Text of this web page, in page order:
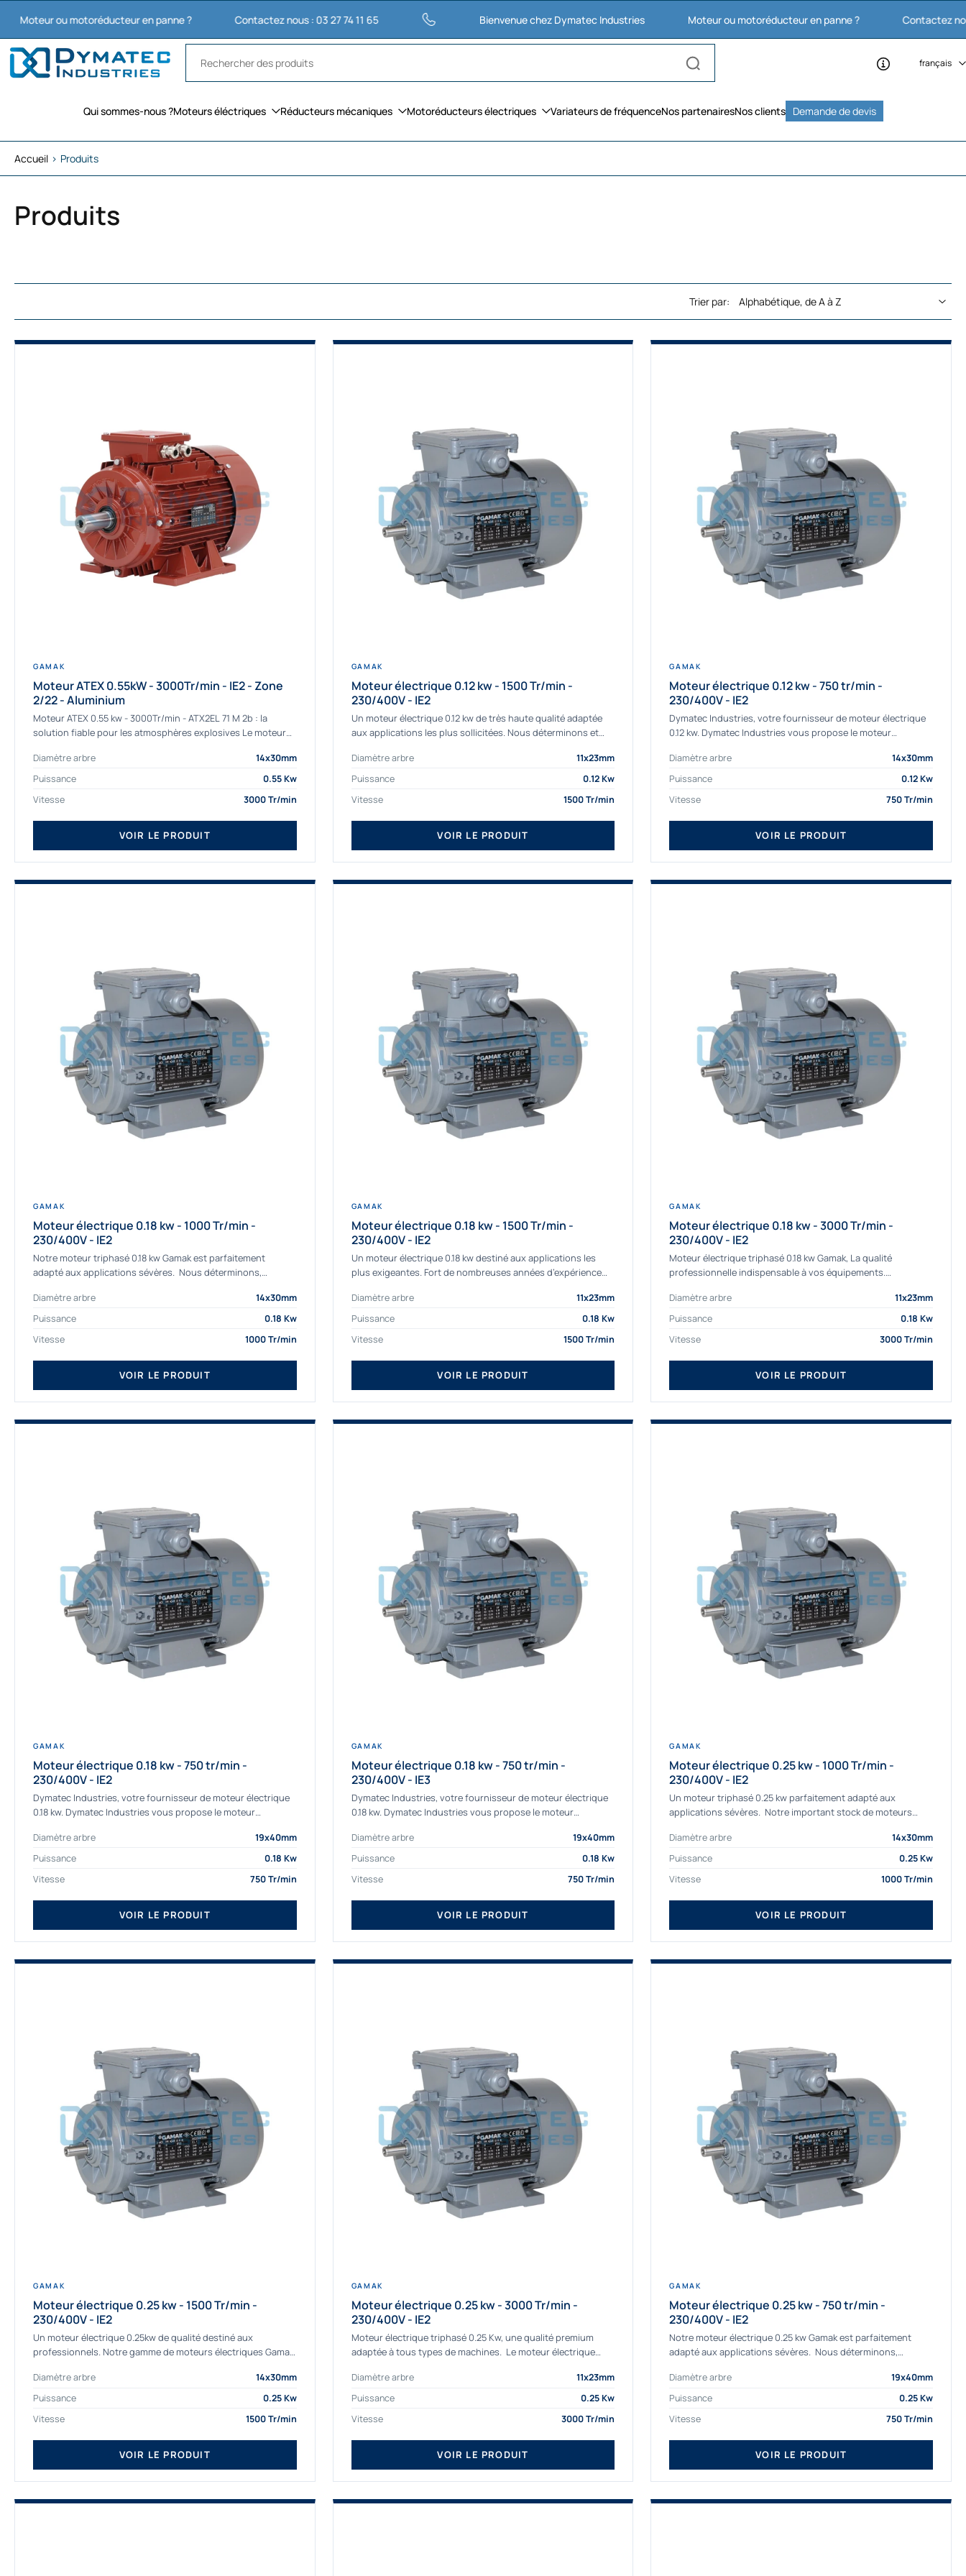
Aller
contenu
ou motoréducteur en panne ? Contactez nous : 03 27 74 11 65 Bienvenue chez Dymatec Industries Moteur ou motoréducteur en panne ? Contactez nous : 03 27
français
Qui sommes-nous ?Moteurs éléctriques Réducteurs mécaniques Motoréducteurs électriques Variateurs de fréquenceNos partenairesNos clients Demande de devis
Accueil › Produits
Produits
Trier par:
GAMAK
Moteur ATEX 0.55kW - 3000Tr/min - IE2 - Zone
2/22 - Aluminium
Moteur ATEX 0.55 kw - 3000Tr/min - ATX2EL 71 M 2b : la
solution fiable pour les atmosphères explosives Le moteur
Diamètre arbre
14x30mm
Puissance
0.55 Kw
Vitesse
3000 Tr/min
VOIR LE PRODUIT
GAMAK
Moteur électrique 0.12 kw - 1500 Tr/min -
230/400V - IE2
Un moteur électrique 0.12 kw de très haute qualité adaptée
aux applications les plus sollicitées. Nous déterminons et
Diamètre arbre
11x23mm
Puissance
0.12 Kw
Vitesse
1500 Tr/min
VOIR LE PRODUIT
GAMAK
Moteur électrique 0.12 kw - 750 tr/min -
230/400V - IE2
Dymatec Industries, votre fournisseur de moteur électrique
0.12 kw. Dymatec Industries vous propose le moteur
Diamètre arbre
14x30mm
Puissance
0.12 Kw
Vitesse
750 Tr/min
VOIR LE PRODUIT
GAMAK
Moteur électrique 0.18 kw - 1000 Tr/min -
230/400V - IE2
Notre moteur triphasé 0.18 kw Gamak est parfaitement
adapté aux applications sévères. Nous déterminons,
depuis de nombreuses...
Diamètre arbre
14x30mm
Puissance
0.18 Kw
Vitesse
1000 Tr/min
VOIR LE PRODUIT
GAMAK
Moteur électrique 0.18 kw - 1500 Tr/min -
230/400V - IE2
Un moteur électrique 0.18 kw destiné aux applications les
plus exigeantes. Fort de nombreuses années d’expérience
Diamètre arbre
11x23mm
Puissance
0.18 Kw
Vitesse
1500 Tr/min
VOIR LE PRODUIT
GAMAK
Moteur électrique 0.18 kw - 3000 Tr/min -
230/400V - IE2
Moteur électrique triphasé 0.18 kw Gamak, La qualité
professionnelle indispensable à vos équipements.
proposons exclusivement des...
Diamètre arbre
11x23mm
Puissance
0.18 Kw
Vitesse
3000 Tr/min
VOIR LE PRODUIT
GAMAK
Moteur électrique 0.18 kw - 750 tr/min -
230/400V - IE2
Dymatec Industries, votre fournisseur de moteur électrique
0.18 kw. Dymatec Industries vous propose le moteur
Diamètre arbre
19x40mm
Puissance
0.18 Kw
Vitesse
750 Tr/min
VOIR LE PRODUIT
GAMAK
Moteur électrique 0.18 kw - 750 tr/min -
230/400V - IE3
Dymatec Industries, votre fournisseur de moteur électrique
0.18 kw. Dymatec Industries vous propose le moteur
Diamètre arbre
19x40mm
Puissance
0.18 Kw
Vitesse
750 Tr/min
VOIR LE PRODUIT
GAMAK
Moteur électrique 0.25 kw - 1000 Tr/min -
230/400V - IE2
Un moteur triphasé 0.25 kw parfaitement adapté aux
applications sévères. Notre important stock de moteurs
moteurs. Ce moteur...
Diamètre arbre
14x30mm
Puissance
0.25 Kw
Vitesse
1000 Tr/min
VOIR LE PRODUIT
GAMAK
Moteur électrique 0.25 kw - 1500 Tr/min -
230/400V - IE2
Un moteur électrique 0.25kw de qualité destiné aux
professionnels. Notre gamme de moteurs électriques Gamak
Diamètre arbre
14x30mm
Puissance
0.25 Kw
Vitesse
1500 Tr/min
VOIR LE PRODUIT
GAMAK
Moteur électrique 0.25 kw - 3000 Tr/min -
230/400V - IE2
Moteur électrique triphasé 0.25 Kw, une qualité premium
adaptée à tous types de machines. Le moteur électrique
Diamètre arbre
11x23mm
Puissance
0.25 Kw
Vitesse
3000 Tr/min
VOIR LE PRODUIT
GAMAK
Moteur électrique 0.25 kw - 750 tr/min -
230/400V - IE2
Notre moteur électrique 0.25 kw Gamak est parfaitement
adapté aux applications sévères. Nous déterminons,
asynchrones depuis de nombreuses années....
Diamètre arbre
19x40mm
Puissance
0.25 Kw
Vitesse
750 Tr/min
VOIR LE PRODUIT